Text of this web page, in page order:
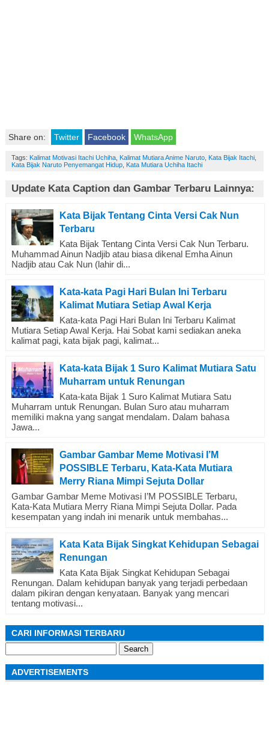
Share on: Twitter Facebook WhatsApp
Tags: Kalimat Motivasi Itachi Uchiha, Kalimat Mutiara Anime Naruto, Kata Bijak Itachi,
Kata Bijak Naruto Penyemangat Hidup, Kata Mutiara Uchiha Itachi
Update Kata Caption dan Gambar Terbaru Lainnya:
Kata Bijak Tentang Cinta Versi Cak Nun
Terbaru
Kata Bijak Tentang Cinta Versi Cak Nun Terbaru.
Muhammad Ainun Nadjib atau biasa dikenal Emha Ainun
Nadjib atau Cak Nun (lahir di...
Kata-kata Pagi Hari Bulan Ini Terbaru
Kalimat Mutiara Setiap Awal Kerja
Kata-kata Pagi Hari Bulan Ini Terbaru Kalimat
Mutiara Setiap Awal Kerja. Hai Sobat kami sediakan aneka
kalimat pagi, kata bijak pagi, kalimat...
Kata-kata Bijak 1 Suro Kalimat Mutiara Satu
Muharram untuk Renungan
Kata-kata Bijak 1 Suro Kalimat Mutiara Satu
Muharram untuk Renungan. Bulan Suro atau muharram
memiliki makna yang sangat mendalam. Dalam bahasa
Jawa...
Gambar Gambar Meme Motivasi I’M
POSSIBLE Terbaru, Kata-Kata Mutiara
Merry Riana Mimpi Sejuta Dollar
Gambar Gambar Meme Motivasi I’M POSSIBLE Terbaru,
Kata-Kata Mutiara Merry Riana Mimpi Sejuta Dollar. Pada
kesempatan yang indah ini menarik untuk membahas...
Kata Kata Bijak Singkat Kehidupan Sebagai
Renungan
Kata Kata Bijak Singkat Kehidupan Sebagai
Renungan. Dalam kehidupan banyak yang terjadi perbedaan
dalam pikiran dengan kenyataan. Banyak yang mencari
tentang motivasi...
CARI INFORMASI TERBARU
for:
ADVERTISEMENTS